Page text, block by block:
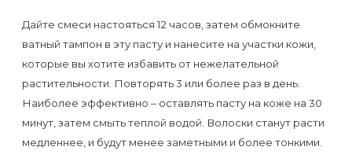
Противопоказания
к
эпиляции
Что
Дайте смеси настояться 12 часов, затем обмокните
ватный тампон в эту пасту и нанесите на участки кожи,
которые вы хотите избавить от нежелательной
растительности. Повторять 3 или более раз в день.
Наиболее эффективно – оставлять пасту на коже на 30
минут, затем смыть теплой водой. Волоски станут расти
медленнее, и будут менее заметными и более тонкими.